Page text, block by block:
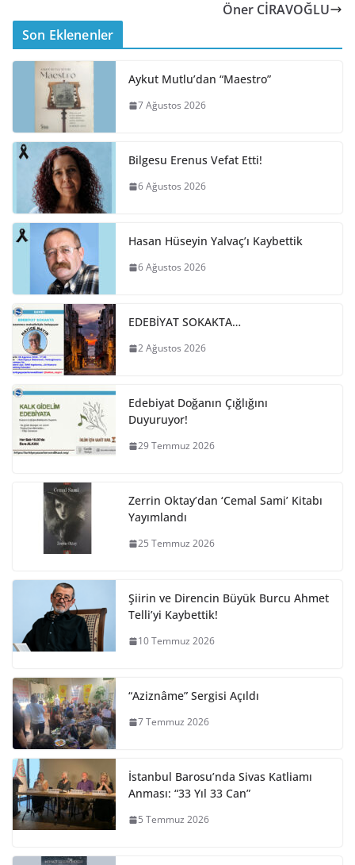
Öner CİRAVOĞLU
Son Eklenenler
Aykut Mutlu’dan “Maestro”
7 Ağustos 2026
Bilgesu Erenus Vefat Etti!
6 Ağustos 2026
Hasan Hüseyin Yalvaç’ı Kaybettik
6 Ağustos 2026
EDEBİYAT SOKAKTA…
2 Ağustos 2026
Edebiyat Doğanın Çığlığını
Duyuruyor!
29 Temmuz 2026
Zerrin Oktay’dan ‘Cemal Sami’ Kitabı
Yayımlandı
25 Temmuz 2026
Şiirin ve Direncin Büyük Burcu Ahmet
Telli’yi Kaybettik!
10 Temmuz 2026
“Aziznâme” Sergisi Açıldı
7 Temmuz 2026
İstanbul Barosu’nda Sivas Katliamı
Anması: “33 Yıl 33 Can”
5 Temmuz 2026